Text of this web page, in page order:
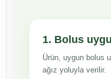
1. Bolus
Ürün, uygun bolus
ağız yoluyla verilir.